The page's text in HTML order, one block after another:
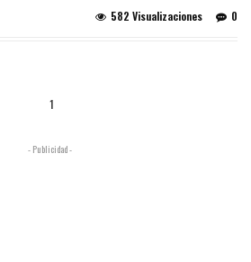
0
582 Visualizaciones
1
- Publicidad -